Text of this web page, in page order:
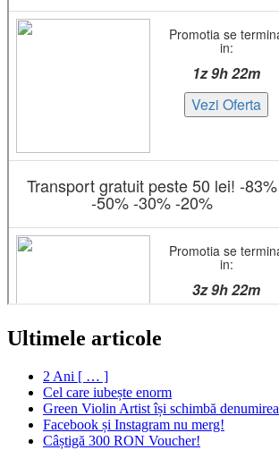
Ultimele articole
2 Ani [ … ]
Cel care iubește enorm
Green Violin Artist își schimbă denumirea
Facebook și Instagram nu merg!
Câștigă 300 RON Voucher!